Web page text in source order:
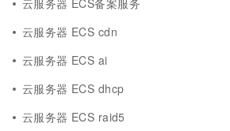
云服务器 ECS备案服务
云服务器 ECS cdn
云服务器 ECS ai
云服务器 ECS dhcp
云服务器 ECS raid5